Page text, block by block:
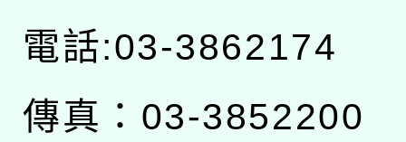
電話:03-3862174
傳真：03-3852200